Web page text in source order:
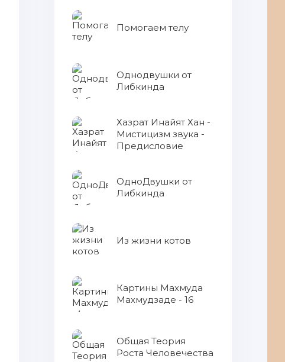
Помогаем телу
Однодвушки от
Либкинда
Хазрат Инайят Хан -
Мистицизм звука -
Предисловие
ОдноДвушки от
Либкинда
Из жизни котов
Картины Махмуда
Махмудзаде - 16
Общая Теория
Роста Человечества